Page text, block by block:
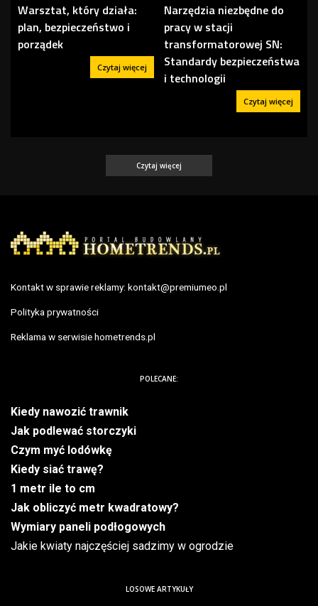
Warsztat, który działa:
plan, bezpieczeństwo i
porządek
Czytaj więcej
Narzędzia niezbędne do
pracy w stacji
transformatorowej SN:
Standardy bezpieczeństwa
i technologii
Czytaj więcej
Czytaj więcej
Kontakt w sprawie reklamy: kontakt@premiumeo.pl
Polityka prywatności
Reklama w serwisie hometrends.pl
POLECANE:
Kiedy nawozić trawnik
Jak podlewać storczyki
Czym myć lodówkę
Kiedy siać trawę?
1 metr ile to cm
Jak obliczyć metr kwadratowy?
Wymiary paneli podłogowych
Jakie kwiaty najczęściej sadzimy w ogrodzie
LOSOWE ARTYKUŁY